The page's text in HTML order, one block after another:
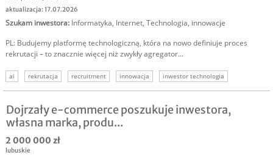
aktualizacja: 17.07.2026
Szukam inwestora: Informatyka, Internet, Technologia, innowacje
PL: Budujemy platformę technologiczną, która na nowo definiuje proces
rekrutacji – to znacznie więcej niż zwykły agregator...
ai rekrutacja recruitment innowacja
inwestor technologia
szukamy kapitału
szukam inwestora
Dojrzały e-commerce poszukuje inwestora,
własna marka, produ...
2 000 000 zł
lubuskie